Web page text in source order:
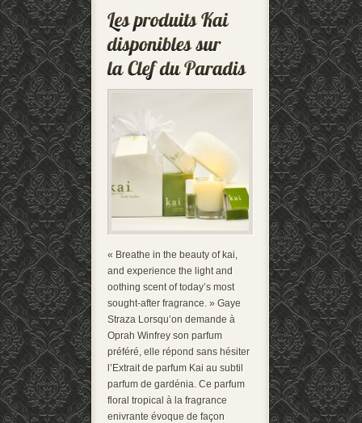
« Breathe in the beauty of kai,
and experience the light and
oothing scent of today’s most
sought-after fragrance. » Gaye
Straza Lorsqu’on demande à
Oprah Winfrey son parfum
préféré, elle répond sans hésiter
l’Extrait de parfum Kai au subtil
parfum de gardénia. Ce parfum
floral tropical à la fragrance
enivrante évoque de façon